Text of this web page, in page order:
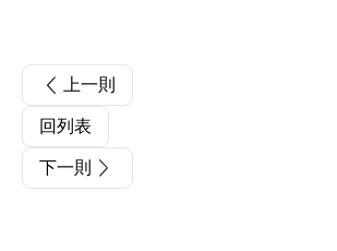
上一則
回列表
下一則